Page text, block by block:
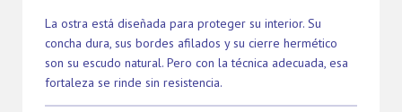
La ostra está diseñada para proteger su interior. Su
concha dura, sus bordes afilados y su cierre hermético
son su escudo natural. Pero con la técnica adecuada, esa
fortaleza se rinde sin resistencia.